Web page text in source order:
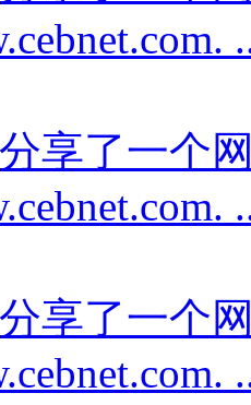
分享了一个
分享了一个